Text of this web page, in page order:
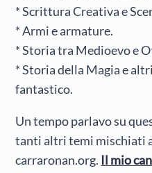
* Scrittura Creativa e
* Armi e armature.
* Storia tra Medioevo e
* Storia della Magia e
fantastico.
Un tempo parlavo su
tanti altri temi mischiati
carraronan.org. Il mio